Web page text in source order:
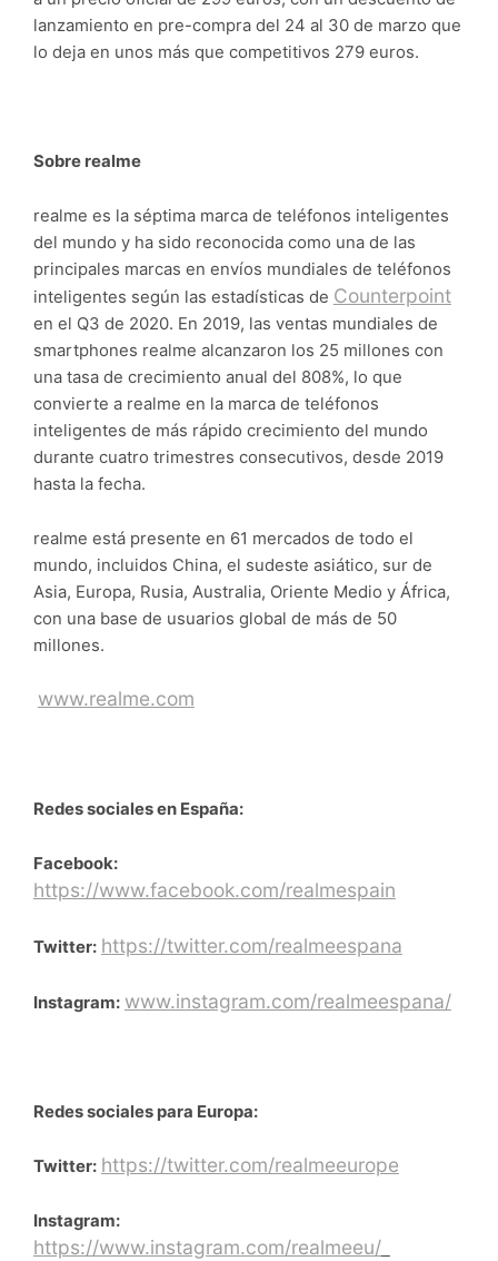
lanzamiento en pre-compra del 24 al 30 de marzo que
lo deja en unos más que competitivos 279 euros.
Sobre realme
realme es la séptima marca de teléfonos inteligentes
del mundo y ha sido reconocida como una de las
principales marcas en envíos mundiales de teléfonos
inteligentes según las estadísticas de Counterpoint
en el Q3 de 2020. En 2019, las ventas mundiales de
smartphones realme alcanzaron los 25 millones con
una tasa de crecimiento anual del 808%, lo que
convierte a realme en la marca de teléfonos
inteligentes de más rápido crecimiento del mundo
durante cuatro trimestres consecutivos, desde 2019
hasta la fecha.
realme está presente en 61 mercados de todo el
mundo, incluidos China, el sudeste asiático, sur de
Asia, Europa, Rusia, Australia, Oriente Medio y África,
con una base de usuarios global de más de 50
millones.
www.realme.com
Redes sociales en España:
Facebook:
https://www.facebook.com/realmespain
Twitter: https://twitter.com/realmeespana
Instagram: www.instagram.com/realmeespana/
Redes sociales para Europa:
Twitter: https://twitter.com/realmeeurope
Instagram:
https://www.instagram.com/realmeeu/